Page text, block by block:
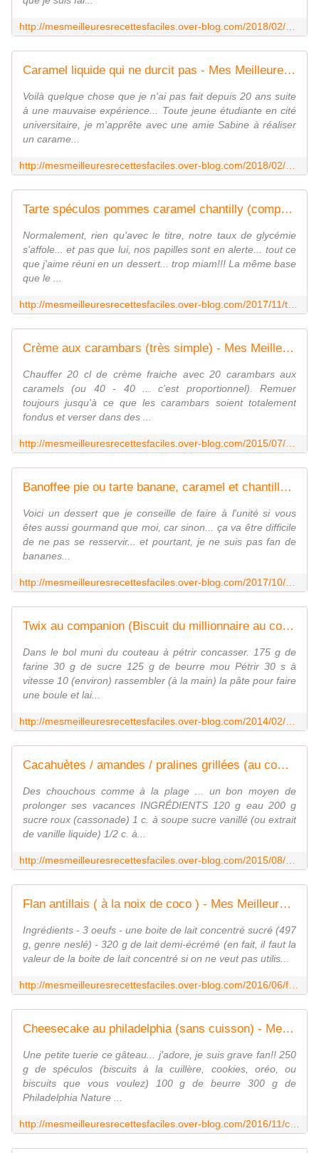
Caramel liquide qui ne durcit pas - Mes Meilleures Recettes Faciles
Voilà quelque chose que je n'ai pas fait depuis 20 ans suite
à une mauvaise expérience... Toute jeune étudiante en cité
universitaire, je m'apprête avec une amie Sabine à réaliser
un carame...
Tarte spéculos pommes caramel chantilly (companion ou pas) - Mes Meilleures Recettes Faciles
Normalement, rien qu'avec le titre, notre taux de glycémie
s'affole... et pas que lui, nos papilles sont en alerte... tout ce
que j'aime réuni en un dessert... trop miam!!! La même base
que le ...
Crème aux carambars (très simple) - Mes Meilleures Recettes Faciles
Chauffer 20 cl de crème fraiche avec 20 carambars aux
caramels (ou 40 - 40 ... c'est proportionnel). Remuer
toujours jusqu'à ce que les carambars soient totalement
fondus et verser dans des ...
Banoffee pie ou tarte banane, caramel et chantilly (avec ou sans companion ou robot) - Mes Meilleures Recettes Faciles
Voici un dessert que je conseille de faire à l'unité si vous
êtes aussi gourmand que moi, car sinon... ça va être difficile
de ne pas se resservir... et pourtant, je ne suis pas fan de
bananes...
Twix au companion (Biscuit du millionnaire au companion) - Mes Meilleures Recettes Faciles
Dans le bol muni du couteau à pétrir concasser. 175 g de
farine 30 g de sucre 125 g de beurre mou Pétrir 30 s à
vitesse 10 (environ) rassembler (à la main) la pâte pour faire
une boule et lai...
Cacahuètes / amandes / pralines grillées (au companion ou pas) ... chouchous - Mes Meilleures Recettes Faciles
Des chouchous comme à la plage ... un bon moyen de
prolonger ses vacances INGRÉDIENTS 120 g eau 200 g
sucre roux (cassonade) 1 c. à soupe sucre vanillé (ou extrait
de vanille liquide) 1/2 c. à...
Flan antillais ( à la noix de coco ) - Mes Meilleures Recettes Faciles
Ingrédients - 3 oeufs - une boite de lait concentré sucré (497
g, genre neslé) - 320 g de lait demi-écrémé (en fait, il faut la
valeur de la boite de lait concentré si on ne veut pas utilis...
Cheesecake au philadelphia (sans cuisson) - Mes Meilleures Recettes Faciles
Une petite tuerie ce gâteau... j'adore, je suis grave fan!! 250
g de spéculos (biscuits à la cuillère, cookies, oréo, ou
biscuits que vous voulez) 100 g de beurre 300 g de
Philadelphia Nature ...